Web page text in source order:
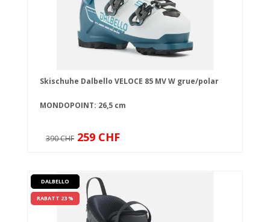
Skischuhe Dalbello VELOCE 85 MV W grue/polar
MONDOPOINT: 26,5 cm
390 CHF 259 CHF
DALBELLO
RABATT 23 %